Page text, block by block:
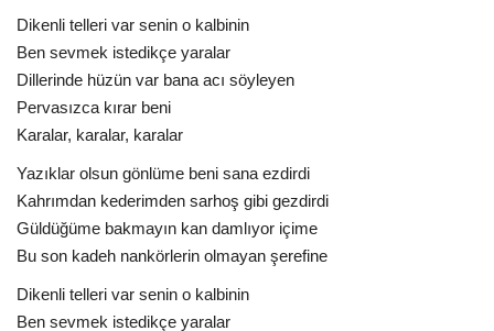
Dikenli telleri var senin o kalbinin
Ben sevmek istedikçe yaralar
Dillerinde hüzün var bana acı söyleyen
Pervasızca kırar beni
Karalar, karalar, karalar
Yazıklar olsun gönlüme beni sana ezdirdi
Kahrımdan kederimden sarhoş gibi gezdirdi
Güldüğüme bakmayın kan damlıyor içime
Bu son kadeh nankörlerin olmayan şerefine
Dikenli telleri var senin o kalbinin
Ben sevmek istedikçe yaralar